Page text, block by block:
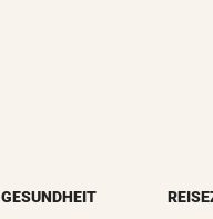
GESUNDHEIT